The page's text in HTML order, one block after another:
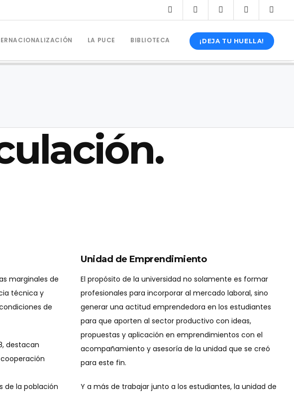
LA PUCE BIBLIOTECA ¡DEJA TU HUELLA!
marginales de
técnica y
de
destacan
de la población
Unidad de Emprendimiento
El propósito de la universidad no solamente es formar
profesionales para incorporar al mercado laboral, sino
generar una actitud emprendedora en los estudiantes
para que aporten al sector productivo con ideas,
propuestas y aplicación en emprendimientos con el
acompañamiento y asesoría de la unidad que se creó
para este fin.
Y a más de trabajar junto a los estudiantes, la unidad de